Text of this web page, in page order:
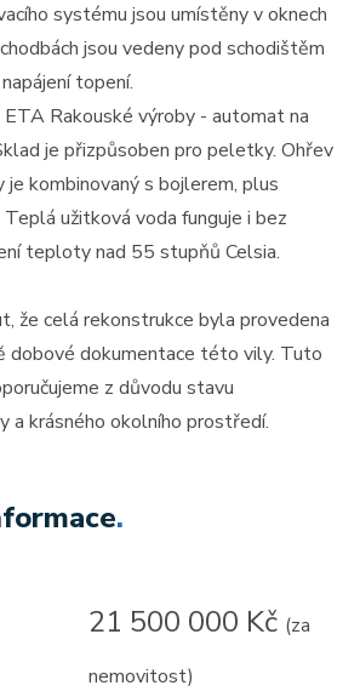
systému jsou umístěny v oknech
jsou vedeny pod schodištěm
topení.
Rakouské výroby - automat na
je přizpůsoben pro peletky. Ohřev
kombinovaný s bojlerem, plus
užitková voda funguje i bez
teploty nad 55 stupňů Celsia.
že celá rekonstrukce byla provedena
dobové dokumentace této vily. Tuto
z důvodu stavu
krásného okolního prostředí.
.
21 500 000 Kč (za
nemovitost)